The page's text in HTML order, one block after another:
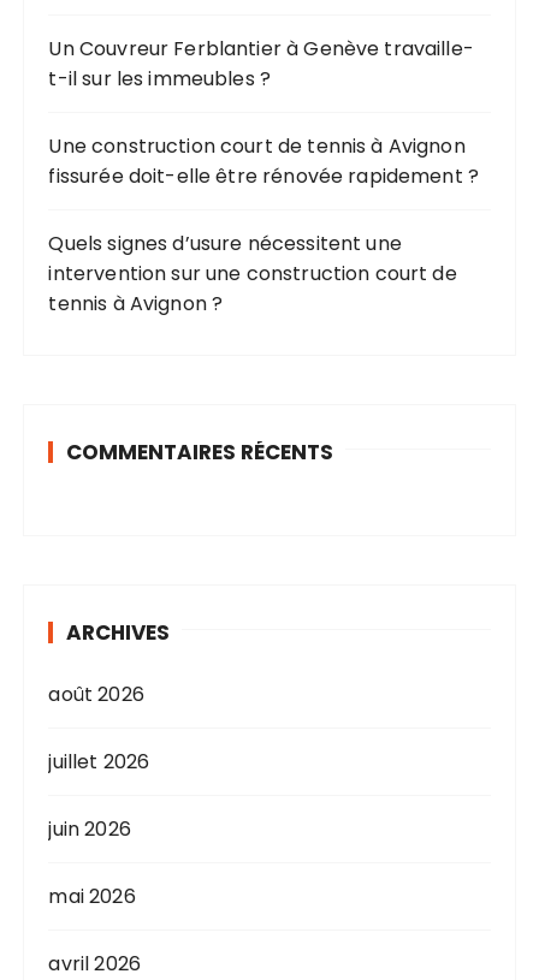
:Un Couvreur Ferblantier à Genève travaille-
t-il sur les immeubles ?
Une construction court de tennis à Avignon
fissurée doit-elle être rénovée rapidement ?
Quels signes d’usure nécessitent une
intervention sur une construction court de
tennis à Avignon ?
COMMENTAIRES RÉCENTS
ARCHIVES
août 2026
juillet 2026
juin 2026
mai 2026
avril 2026